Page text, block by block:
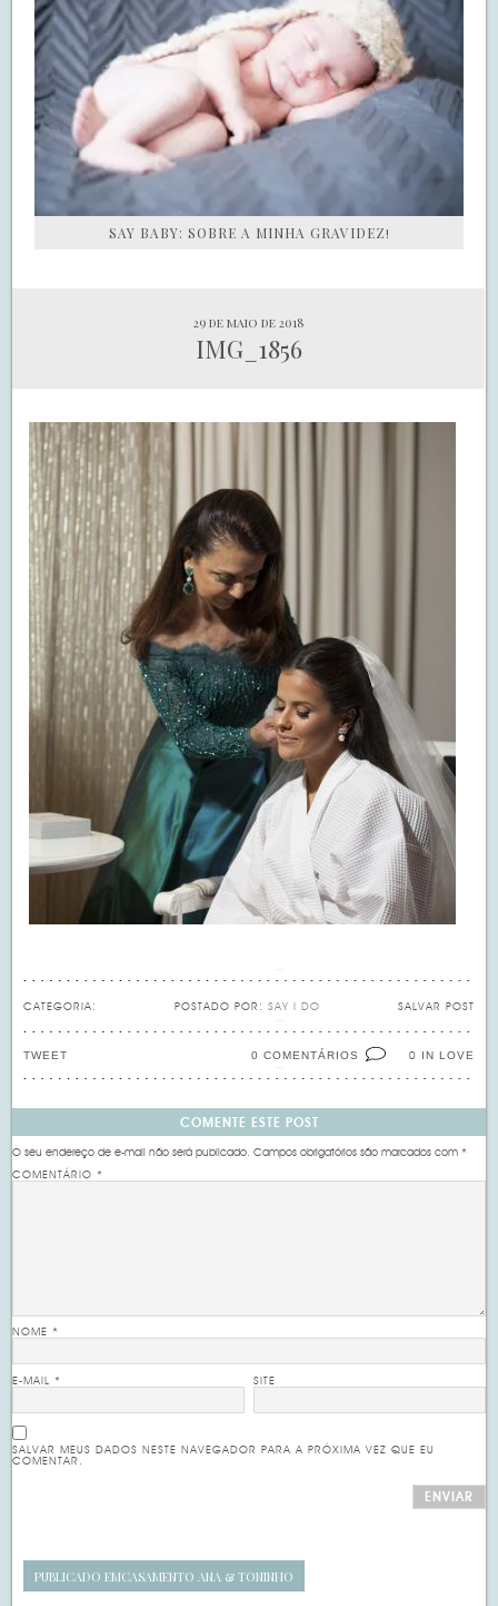
SAY BABY: SOBRE A MINHA GRAVIDEZ!
29 de maio de 2018
IMG_1856
CATEGORIA: SALVAR POST
POSTADO POR: SAY I DO
0 IN LOVE
0 COMENTÁRIOS
TWEET
COMENTE ESTE POST
O seu endereço de e-mail não será publicado. Campos obrigatórios são marcados com*
COMENTÁRIO*
NOME*
E-MAIL* SITE
SALVAR MEUS DADOS NESTE NAVEGADOR PARA A PRÓXIMA VEZ QUE EU
COMENTAR.
PUBLICADO EMCASAMENTO ANA & TONINHO